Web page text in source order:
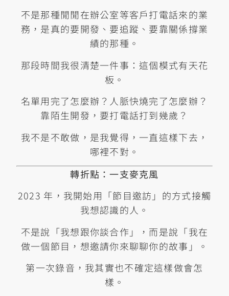
不是那種閒閒在辦公室等客戶打電話來的業
務，是真的要開發、要追蹤、要靠關係撐業
績的那種。
那段時間我很清楚一件事：這個模式有天花
板。
名單用完了怎麼辦？人脈快燒完了怎麼辦？
靠陌生開發，要打電話打到幾歲？
我不是不敢做，是我覺得，一直這樣下去，
哪裡不對。
轉折點：一支麥克風
2023 年，我開始用「節目邀訪」的方式接觸
我想認識的人。
不是說「我想跟你談合作」，而是說「我在
做一個節目，想邀請你來聊聊你的故事」。
第一次錄音，我其實也不確定這樣做會怎
樣。